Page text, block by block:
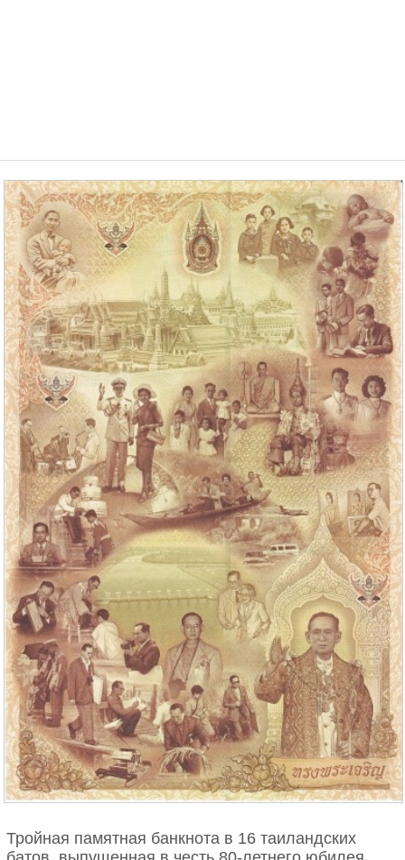
Тройная памятная банкнота в 16 таиландских